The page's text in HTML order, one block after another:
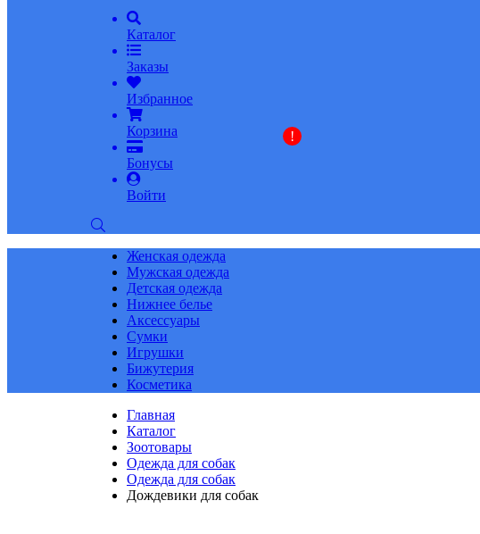
Каталог
Заказы
Избранное
Корзина
Бонусы
!
Войти
Женская одежда
Мужская одежда
Детская одежда
Нижнее белье
Аксессуары
Сумки
Игрушки
Бижутерия
Косметика
Главная
Каталог
Зоотовары
Одежда для собак
Одежда для собак
Дождевики для собак